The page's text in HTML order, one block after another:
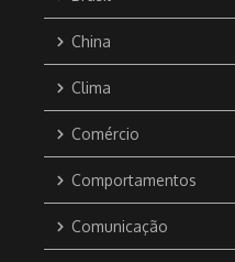
China
Clima
Comércio
Comportamentos
Comunicação